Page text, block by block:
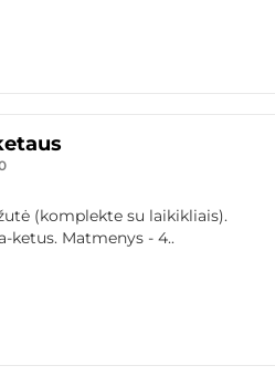
(komplekte su laikikliais).
ketus. Matmenys - 4..